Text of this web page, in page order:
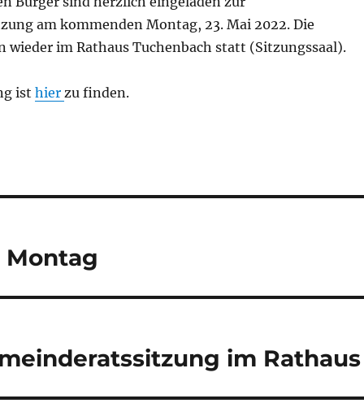
am kommenden Montag, 23. Mai 2022. Die
wieder im Rathaus Tuchenbach statt (Sitzungssaal).
ist hier zu finden.
Montag
im Rathaus